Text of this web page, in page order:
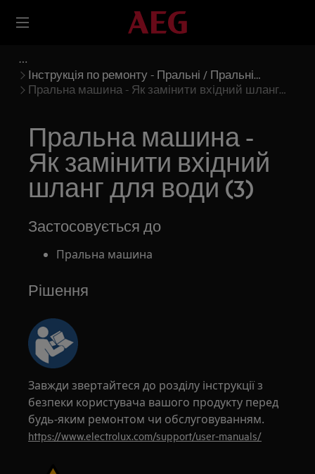
Інструкція по ремонту - Пральні / Пральні
машини
Пральна машина - Як замінити вхідний шланг
Пральна машина -
Як замінити вхідний
шланг для води (3)
Застосовується до
Пральна машина
Рішення
Завжди звертайтеся до розділу інструкції з
безпеки користувача вашого продукту перед
будь-яким ремонтом чи обслуговуванням.
https://www.electrolux.com/support/user-manuals/